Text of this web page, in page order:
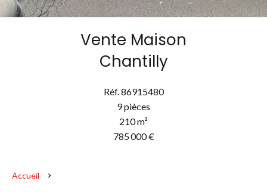
Vente Maison
Chantilly
Réf. 86915480
9 pièces
210 m²
785 000 €
Accueil